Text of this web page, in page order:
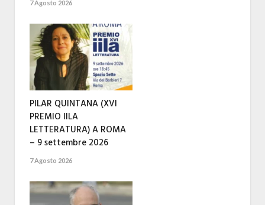
7 Agosto 2026
PILAR QUINTANA (XVI
PREMIO IILA
LETTERATURA) A ROMA
– 9 settembre 2026
7 Agosto 2026